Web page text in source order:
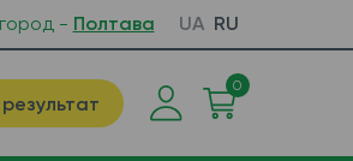
- Полтава UA RU
0